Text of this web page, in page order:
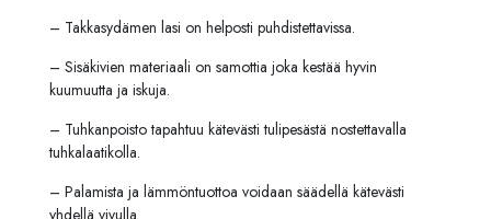
– Takkasydämen lasi on helposti puhdistettavissa.
– Sisäkivien materiaali on samottia joka kestää hyvin
kuumuutta ja iskuja.
– Tuhkanpoisto tapahtuu kätevästi tulipesästä nostettavalla
tuhkalaatikolla.
– Palamista ja lämmöntuottoa voidaan säädellä kätevästi